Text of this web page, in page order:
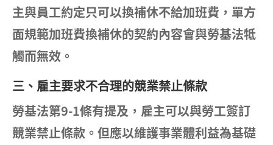
主與員工約定只可以換補休不給加班費，單方
面規範加班費換補休的契約內容會與勞基法牴
觸而無效。
三、雇主要求不合理的競業禁止條款
勞基法第9-1條有提及，雇主可以與勞工簽訂
競業禁止條款。但應以維護事業體利益為基礎